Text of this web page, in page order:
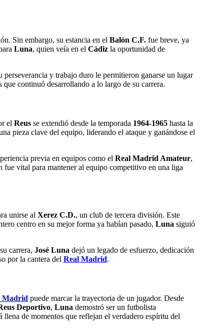
Sin embargo, su estancia en el Balón C.F. fue breve, ya
Luna, quien veía en el Cádiz la oportunidad de
y trabajo duro le permitieron ganarse un lugar
continuó desarrollando a lo largo de su carrera.
el Reus se extendió desde la temporada 1964-1965 hasta la
pieza clave del equipo, liderando el ataque y ganándose el
previa en equipos como el Real Madrid Amateur,
fue vital para mantener al equipo competitivo en una liga
unirse al Xerez C.D., un club de tercera división. Este
centro en su mejor forma ya habían pasado, Luna siguió
carrera, José Luna dejó un legado de esfuerzo, dedicación
por la cantera del Real Madrid.
Madrid puede marcar la trayectoria de un jugador. Desde
Deportivo, Luna demostró ser un futbolista
de momentos que reflejan el verdadero espíritu del